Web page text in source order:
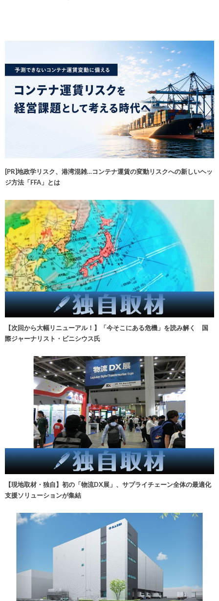
[PR]地政学リスク、港湾混雑…コンテナ運賃の変動リスクへの新しいヘッ
ジ方法「FFA」とは
【次回から大幅リニューアル！】「今そこにある危機」を読み解く 国
際ジャーナリスト・ビニシウス氏
【現地取材・独自】初の「物流DX展」、サプライチェーン全体の最適化
支援ソリューションが集結